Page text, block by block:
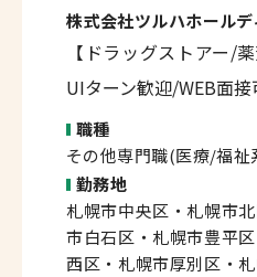
株式会社ツルハホールデ
【ドラッグストアー/
UIターン歓迎/WEB面接
職種
その他専門職(医療/福祉
勤務地
札幌市中央区・札幌市
市白石区・札幌市豊平
西区・札幌市厚別区・